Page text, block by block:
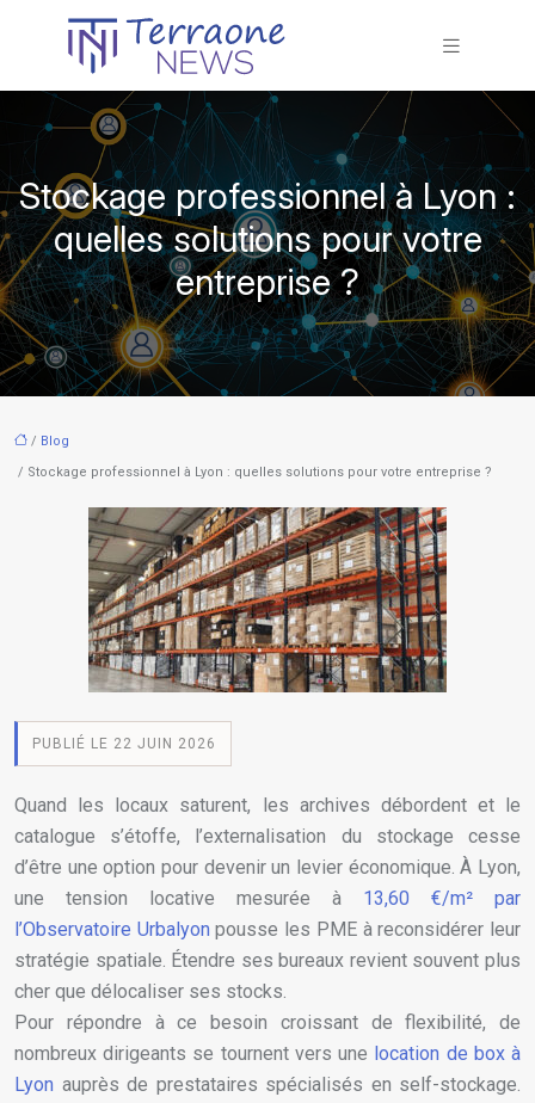
Stockage professionnel à Lyon :
quelles solutions pour votre
entreprise ?
/ Blog
/ Stockage professionnel à Lyon : quelles solutions pour votre entreprise ?
PUBLIÉ LE 22 JUIN 2026
Quand les locaux saturent, les archives débordent et le
catalogue s’étoffe, l’externalisation du stockage cesse
d’être une option pour devenir un levier économique. À Lyon,
une tension locative mesurée à 13,60 €/m² par
l’Observatoire Urbalyon pousse les PME à reconsidérer leur
stratégie spatiale. Étendre ses bureaux revient souvent plus
cher que délocaliser ses stocks.
Pour répondre à ce besoin croissant de flexibilité, de
nombreux dirigeants se tournent vers une location de box à
Lyon auprès de prestataires spécialisés en self-stockage.